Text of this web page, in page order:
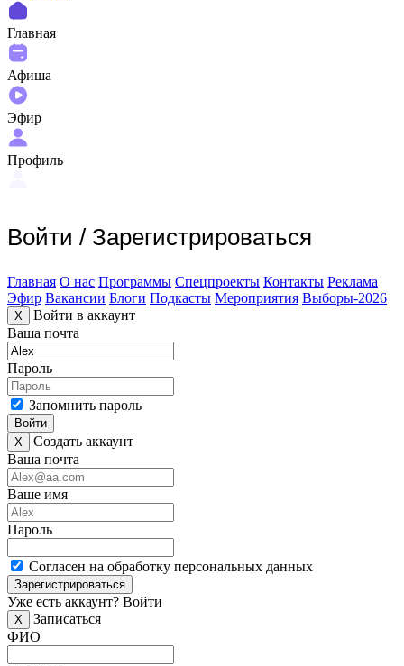
Главная
Афиша
Эфир
Профиль
Войти / Зарегистрироваться
Главная О нас Программы Спецпроекты Контакты Реклама
Эфир Вакансии Блоги Подкасты Мероприятия Выборы-2026
X
Войти в аккаунт
Ваша почта
Пароль
Запомнить пароль
Войти
X
Создать аккаунт
Ваша почта
Ваше имя
Пароль
Согласен на обработку персональных данных
Зарегистрироваться
Уже есть аккаунт? Войти
X
Записаться
ФИО